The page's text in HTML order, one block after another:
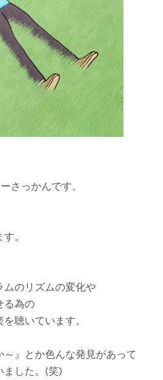
さっかんです。
。
のリズムの変化や
る為の
聴いています。
～』とか色んな発見があって
ました。(笑)